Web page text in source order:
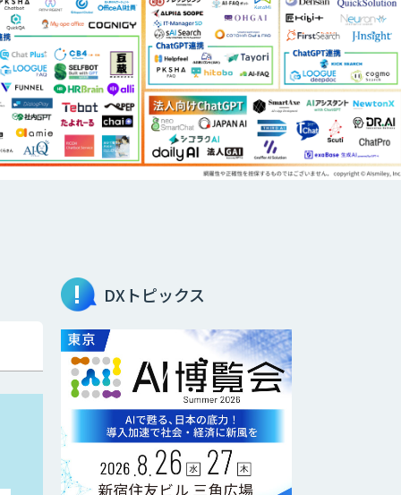
DXトピックス